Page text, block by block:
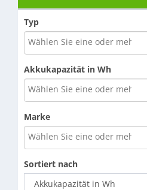
Typ
Akkukapazität in Wh
Marke
Sortiert nach